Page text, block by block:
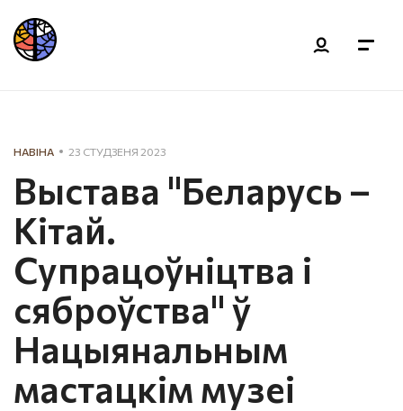
НАВІНА 23 СТУДЗЕНЯ 2023
Выстава "Беларусь –
Кітай.
Супрацоўніцтва і
сяброўства" ў
Нацыянальным
мастацкім музеі